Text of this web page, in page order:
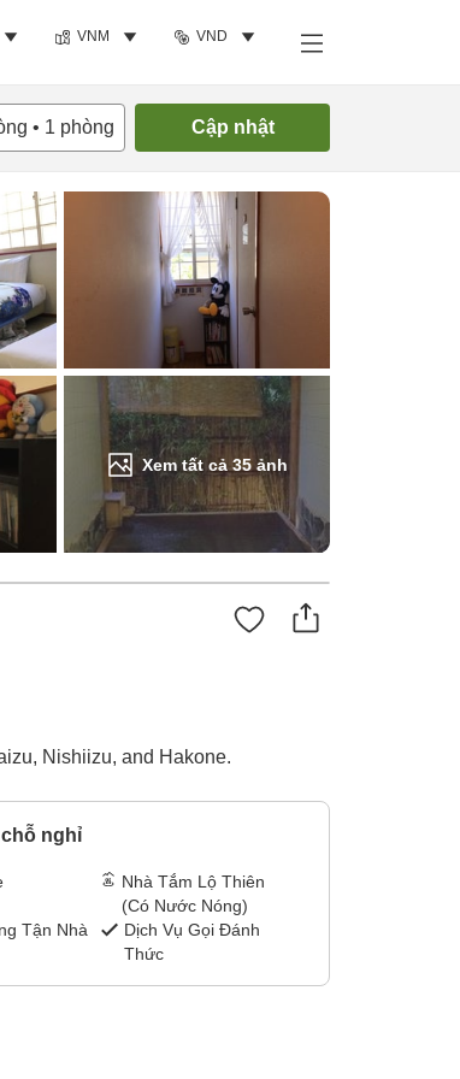
VNM VND
• 1 phòng Cập nhật
Xem tất cả35 ảnh
Tìm phòng trống
Nishiizu, and Hakone.
nghỉ
Nhà Tắm Lộ Thiên
(Có Nước Nóng)
Tận Nhà
Dịch Vụ Gọi Đánh
Thức